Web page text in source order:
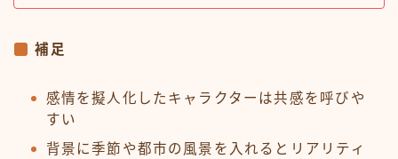
補足
感情を擬人化したキャラクターは共感を呼びや
すい
背景に季節や都市の風景を入れるとリアリティ